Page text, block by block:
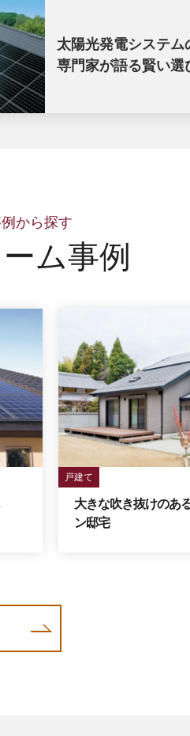
太陽光発電システム
専門家が語る賢い選
から探す
ム事例
戸建て
大きな吹き抜けのあ
ン邸宅